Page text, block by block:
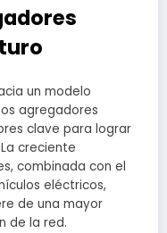
un modelo
agregadores
clave para lograr
creciente
combinada con el
eléctricos,
de una mayor
de la red.